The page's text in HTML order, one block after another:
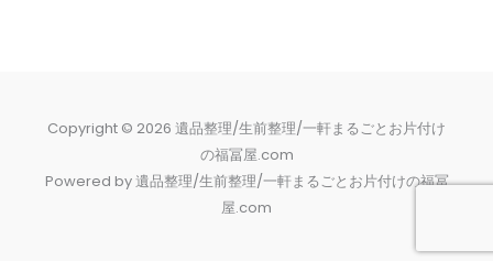
Copyright © 2026 遺品整理/生前整理/一軒まるごとお片付け
の福冨屋.com
Powered by 遺品整理/生前整理/一軒まるごとお片付けの福冨
屋.com